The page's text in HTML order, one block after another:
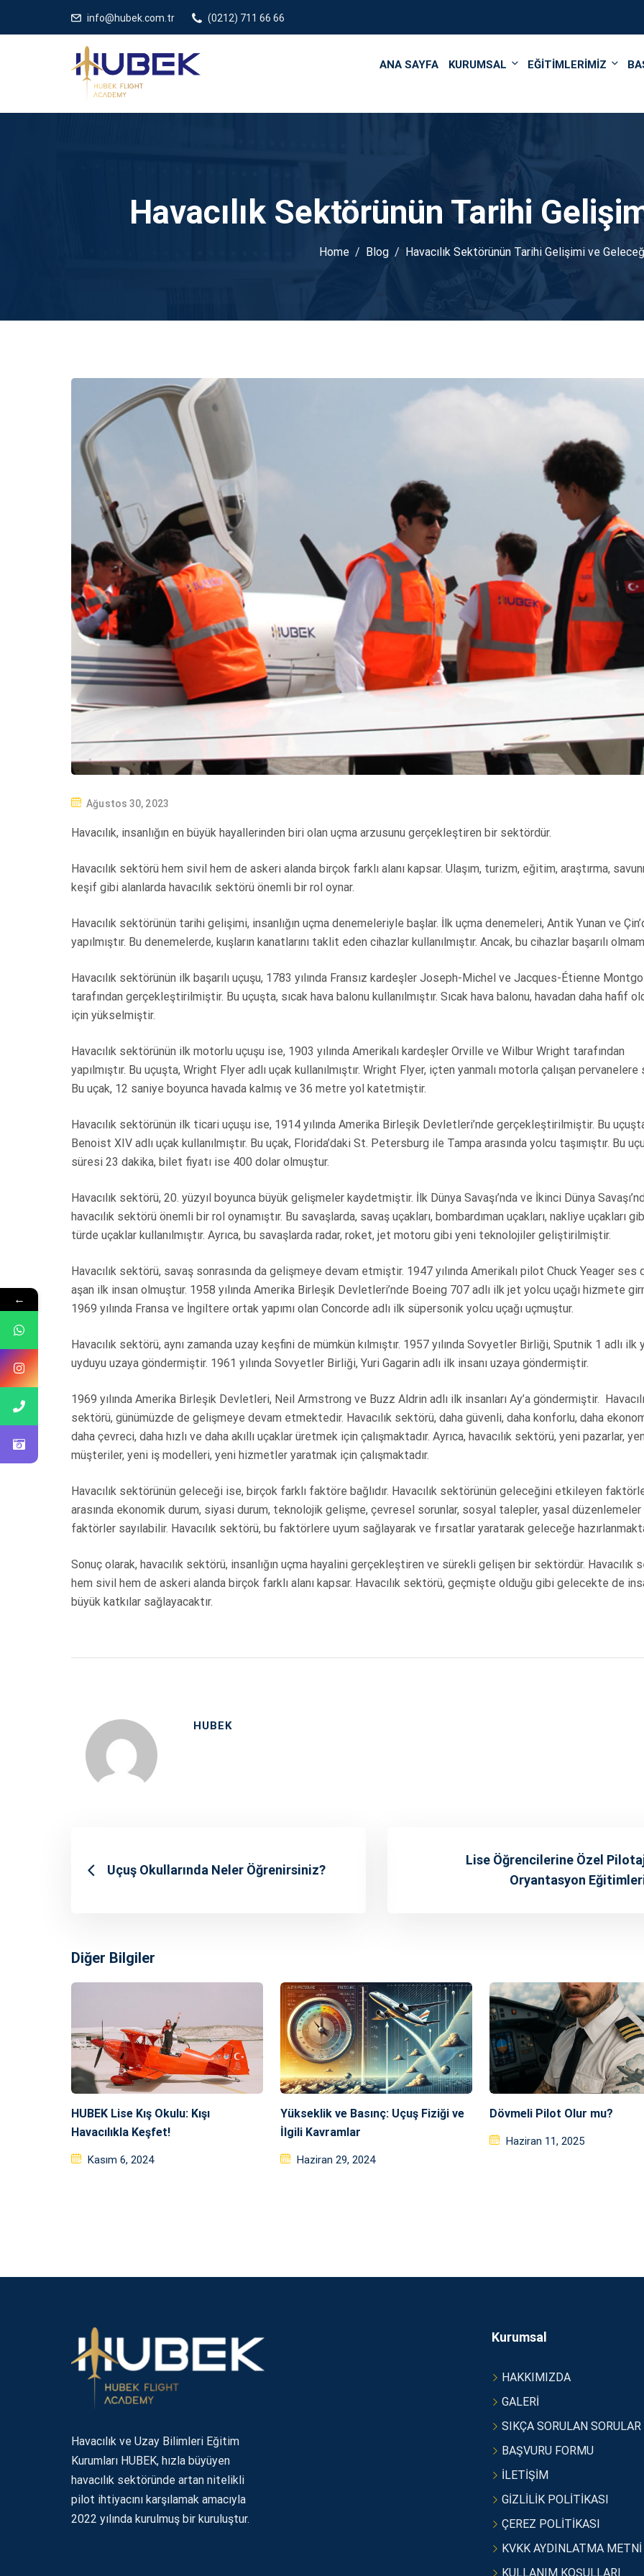
info@hubek.com.tr (0212) 711 66 66
ANA SAYFA KURUMSAL EĞİTİMLERİMİZ
Havacılık Sektörünün Tarihi
Home Blog Havacılık Sektörünün Tarihi Gelişimi ve
P
S
E
D
Ağustos 30, 2023
Havacılık, insanlığın en büyük hayallerinden biri olan uçma arzusunu gerçekleştiren bir sektördür.
Havacılık sektörü hem sivil hem de askeri alanda birçok farklı alanı kapsar. Ulaşım, turizm, eğitim, araştırma,
keşif gibi alanlarda havacılık sektörü önemli bir rol oynar.
Havacılık sektörünün tarihi gelişimi, insanlığın uçma denemeleriyle başlar. İlk uçma denemeleri, Antik Yunan ve
yapılmıştır. Bu denemelerde, kuşların kanatlarını taklit eden cihazlar kullanılmıştır. Ancak, bu cihazlar başarılı
Havacılık sektörünün ilk başarılı uçuşu, 1783 yılında Fransız kardeşler Joseph-Michel ve Jacques-Étienne
tarafından gerçekleştirilmiştir. Bu uçuşta, sıcak hava balonu kullanılmıştır. Sıcak hava balonu, havadan daha hafif
için yükselmiştir.
Havacılık sektörünün ilk motorlu uçuşu ise, 1903 yılında Amerikalı kardeşler Orville ve Wilbur Wright tarafından
yapılmıştır. Bu uçuşta, Wright Flyer adlı uçak kullanılmıştır. Wright Flyer, içten yanmalı motorla çalışan pervanelere
Bu uçak, 12 saniye boyunca havada kalmış ve 36 metre yol katetmiştir.
Havacılık sektörünün ilk ticari uçuşu ise, 1914 yılında Amerika Birleşik Devletleri’nde gerçekleştirilmiştir. Bu
Benoist XIV adlı uçak kullanılmıştır. Bu uçak, Florida’daki St. Petersburg ile Tampa arasında yolcu taşımıştır. Bu
süresi 23 dakika, bilet fiyatı ise 400 dolar olmuştur.
Havacılık sektörü, 20. yüzyıl boyunca büyük gelişmeler kaydetmiştir. İlk Dünya Savaşı’nda ve İkinci Dünya
havacılık sektörü önemli bir rol oynamıştır. Bu savaşlarda, savaş uçakları, bombardıman uçakları, nakliye uçakları
türde uçaklar kullanılmıştır. Ayrıca, bu savaşlarda radar, roket, jet motoru gibi yeni teknolojiler geliştirilmiştir.
Havacılık sektörü, savaş sonrasında da gelişmeye devam etmiştir. 1947 yılında Amerikalı pilot Chuck Yeager ses
aşan ilk insan olmuştur. 1958 yılında Amerika Birleşik Devletleri’nde Boeing 707 adlı ilk jet yolcu uçağı hizmete
1969 yılında Fransa ve İngiltere ortak yapımı olan Concorde adlı ilk süpersonik yolcu uçağı uçmuştur.
Havacılık sektörü, aynı zamanda uzay keşfini de mümkün kılmıştır. 1957 yılında Sovyetler Birliği, Sputnik 1 adlı ilk
uyduyu uzaya göndermiştir. 1961 yılında Sovyetler Birliği, Yuri Gagarin adlı ilk insanı uzaya göndermiştir.
1969 yılında Amerika Birleşik Devletleri, Neil Armstrong ve Buzz Aldrin adlı ilk insanları Ay’a göndermiştir.
sektörü, günümüzde de gelişmeye devam etmektedir. Havacılık sektörü, daha güvenli, daha konforlu, daha
daha çevreci, daha hızlı ve daha akıllı uçaklar üretmek için çalışmaktadır. Ayrıca, havacılık sektörü, yeni pazarlar,
müşteriler, yeni iş modelleri, yeni hizmetler yaratmak için çalışmaktadır.
Havacılık sektörünün geleceği ise, birçok farklı faktöre bağlıdır. Havacılık sektörünün geleceğini etkileyen
arasında ekonomik durum, siyasi durum, teknolojik gelişme, çevresel sorunlar, sosyal talepler, yasal
faktörler sayılabilir. Havacılık sektörü, bu faktörlere uyum sağlayarak ve fırsatlar yaratarak geleceğe
Sonuç olarak, havacılık sektörü, insanlığın uçma hayalini gerçekleştiren ve sürekli gelişen bir sektördür. Havacılık
hem sivil hem de askeri alanda birçok farklı alanı kapsar. Havacılık sektörü, geçmişte olduğu gibi gelecekte de
büyük katkılar sağlayacaktır.
HUBEK
Uçuş Okullarında Neler Öğrenirsiniz?
Lise Öğrencilerine Özel
Oryantasyon
Diğer Bilgiler
HUBEK Lise Kış Okulu: Kışı
Havacılıkla Keşfet!
Posted
Kasım 6, 2024
Yükseklik ve Basınç: Uçuş Fiziği ve
İlgili Kavramlar
Posted
Haziran 29, 2024
Dövmeli Pilot Olur mu?
Posted
Haziran 11, 2025
Havacılık ve Uzay Bilimleri Eğitim
Kurumları HUBEK, hızla büyüyen
havacılık sektöründe artan nitelikli
pilot ihtiyacını karşılamak amacıyla
2022 yılında kurulmuş bir kuruluştur.
Kurumsal
HAKKIMIZDA
GALERİ
SIKÇA SORULAN SORULAR
BAŞVURU FORMU
İLETİŞİM
GİZLİLİK POLİTİKASI
ÇEREZ POLİTİKASI
KVKK AYDINLATMA METNİ
KULLANIM KOŞULLARI
←